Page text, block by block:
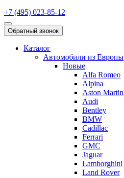
+7 (495) 023-85-12
Обратный звонок
Каталог
Автомобили из Европы
Новые
Alfa Romeo
Alpina
Aston Martin
Audi
Bentley
BMW
Cadillac
Ferrari
GMC
Jaguar
Lamborghini
Land Rover